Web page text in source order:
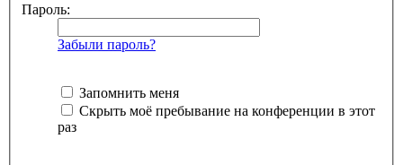
Пароль:
Забыли пароль?
Запомнить меня
Скрыть моё пребывание на конференции в этот
раз